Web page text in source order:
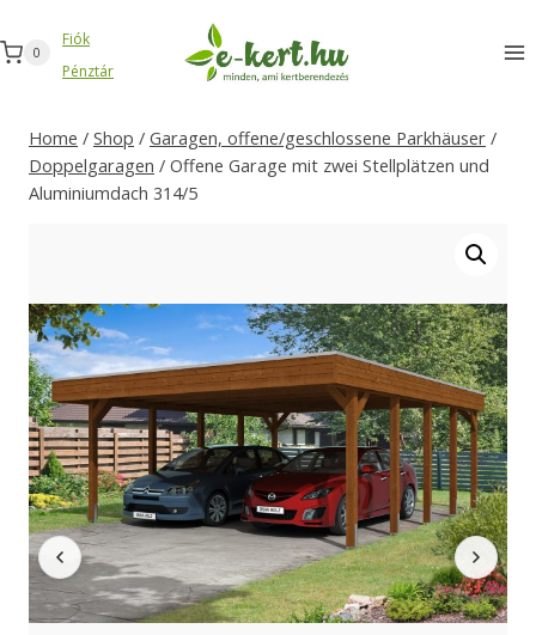
Inhalt
springen
0
Fiók
Pénztár
Home / Shop / Garagen, offene/geschlossene Parkhäuser /
Doppelgaragen / Offene Garage mit zwei Stellplätzen und
Aluminiumdach 314/5